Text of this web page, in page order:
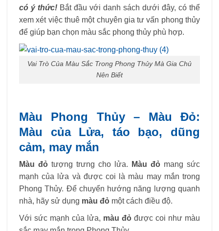
có ý thức! Bắt đầu với danh sách dưới đây, có thể
xem xét việc thuê một chuyên gia tư vấn phong thủy
để giúp bạn chọn màu sắc phong thủy phù hợp.
Vai Trò Của Màu Sắc Trong Phong Thủy Mà Gia Chủ
Nên Biết
Màu Phong Thủy – Màu Đỏ:
Màu của Lửa, táo bạo, dũng
cảm, may mắn
Màu đỏ tượng trưng cho lửa. Màu đỏ mang sức
mạnh của lửa và được coi là màu may mắn trong
Phong Thủy. Để chuyển hướng năng lượng quanh
nhà, hãy sử dụng màu đỏ một cách điều độ.
Với sức mạnh của lửa, màu đỏ được coi như màu